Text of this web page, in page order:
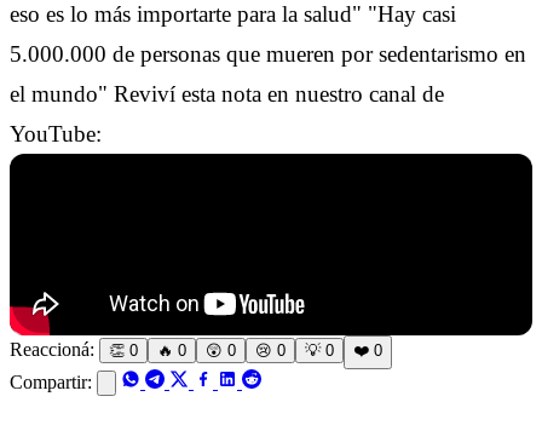
eso es lo más importarte para la salud" "Hay casi
5.000.000 de personas que mueren por sedentarismo en
el mundo" Reviví esta nota en nuestro canal de
YouTube:
Reaccioná: 👏 0 🔥 0 😲 0 😢 0 💡 0 ❤️ 0
Compartir: